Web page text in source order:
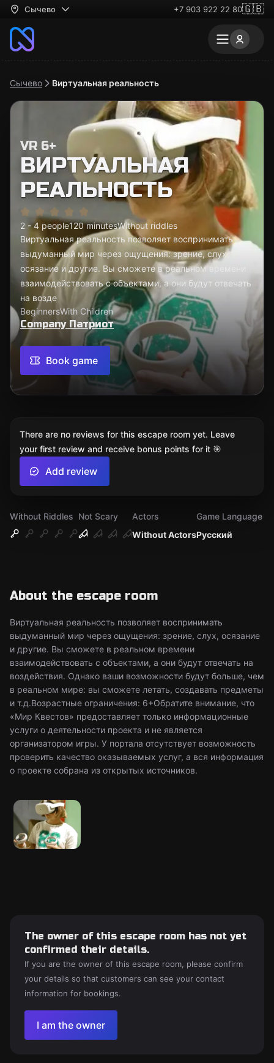
Сычево +7 903 922 22 80🇬🇧
Сычево Виртуальная реальность
VR 6+
ВИРТУАЛЬНАЯ
РЕАЛЬНОСТЬ
2 - 4 people120 minutesWithout riddles
Виртуальная реальность позволяет воспринимать
выдуманный мир через ощущения: зрение, слух,
осязание и другие. Вы сможете в реальном времени
взаимодействовать с объектами, а они будут отвечать
на возде
BeginnersWith Children
Company Патриот
Book game
Without Riddles Not Scary
Without Actors
Actors
Русский
Game Language
About the escape room
Виртуальная реальность позволяет воспринимать
выдуманный мир через ощущения: зрение, слух, осязание
и другие. Вы сможете в реальном времени
взаимодействовать с объектами, а они будут отвечать на
воздействия. Однако ваши возможности будут больше, чем
в реальном мире: вы сможете летать, создавать предметы
и т.д.Возрастные ограничения: 6+Обратите внимание, что
«Мир Квестов» предоставляет только информационные
услуги о деятельности проекта и не является
организатором игры. У портала отсутствует возможность
проверить качество оказываемых услуг, а вся информация
о проекте собрана из открытых источников.
There are no reviews for this escape room yet. Leave
your first review and receive bonus points for it 🎯
Add review
The owner of this escape room has not yet
confirmed their details.
If you are the owner of this escape room, please confirm
your details so that customers can see your contact
information for bookings.
I am the owner